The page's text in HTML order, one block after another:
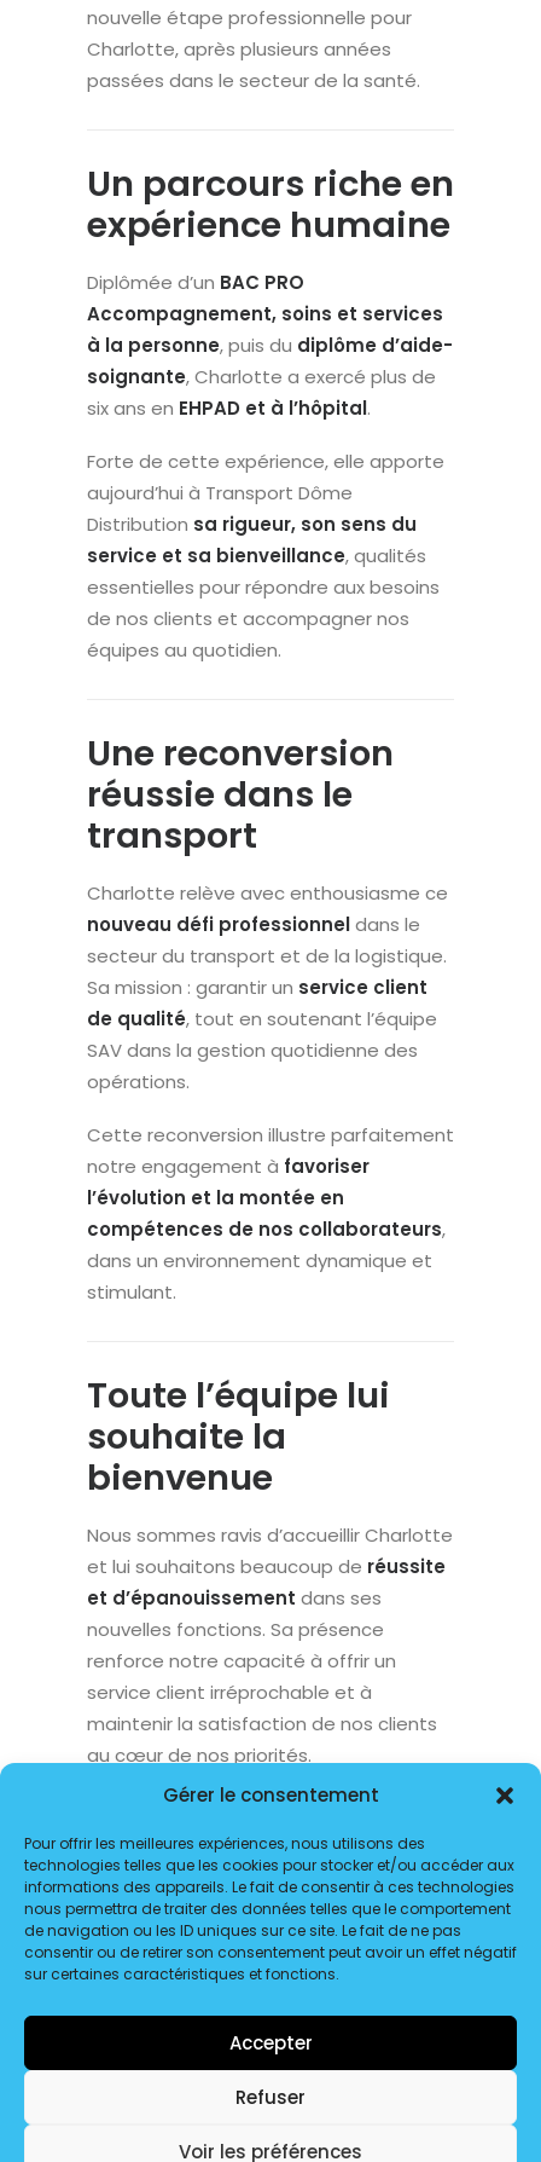
Gérer le consentement
Pour offrir les meilleures expériences, nous utilisons des
technologies telles que les cookies pour stocker et/ou accéder aux
informations des appareils. Le fait de consentir à ces technologies
nous permettra de traiter des données telles que le comportement
de navigation ou les ID uniques sur ce site. Le fait de ne pas
consentir ou de retirer son consentement peut avoir un effet négatif
sur certaines caractéristiques et fonctions.
Accepter
Refuser
Voir les préférences
nouvelle étape professionnelle pour
Charlotte, après plusieurs années
passées dans le secteur de la santé.
Un parcours riche en
expérience humaine
Diplômée d’un BAC PRO
Accompagnement, soins et services
à la personne, puis du diplôme d’aide-
soignante, Charlotte a exercé plus de
six ans en EHPAD et à l’hôpital.
Forte de cette expérience, elle apporte
aujourd’hui à Transport Dôme
Distribution sa rigueur, son sens du
service et sa bienveillance, qualités
essentielles pour répondre aux besoins
de nos clients et accompagner nos
équipes au quotidien.
Une reconversion
réussie dans le
transport
Charlotte relève avec enthousiasme ce
nouveau défi professionneldans le
secteur du transport et de la logistique.
Sa mission : garantir un service client
de qualité, tout en soutenant l’équipe
SAV dans la gestion quotidienne des
opérations.
Cette reconversion illustre parfaitement
notre engagement à favoriser
l’évolution et la montée en
compétences de nos collaborateurs,
dans un environnement dynamique et
stimulant.
Toute l’équipe lui
souhaite la
bienvenue
Nous sommes ravis d’accueillir Charlotte
et lui souhaitons beaucoup de réussite
et d’épanouissement dans ses
nouvelles fonctions. Sa présence
renforce notre capacité à offrir un
service client irréprochable et à
maintenir la satisfaction de nos clients
au cœur de nos priorités.